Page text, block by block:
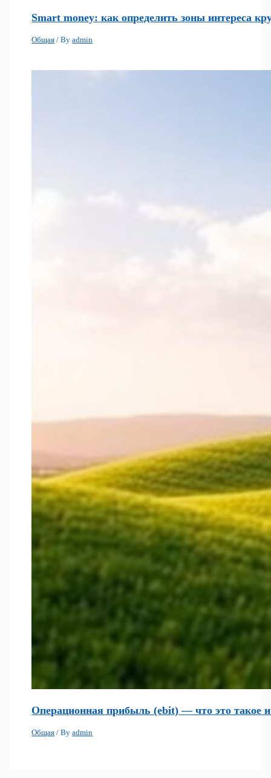
Smart money: как определить зоны интереса
Общая / Byadmin
Операционная прибыль (ebit) — что это такое и
Общая / Byadmin